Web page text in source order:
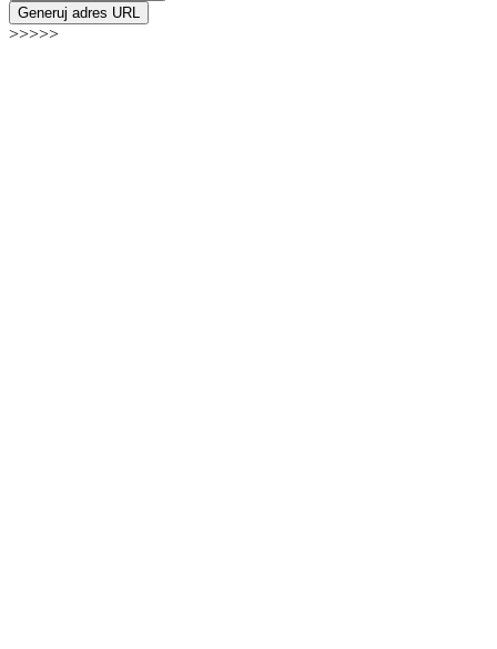
Generuj adres URL
>>>>>